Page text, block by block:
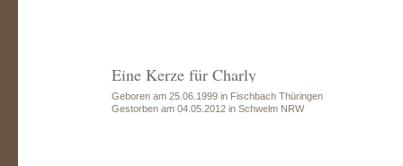
Eine Kerze für Charly
Geboren am 25.06.1999 in Fischbach Thüringen
Gestorben am 04.05.2012 in Schwelm NRW